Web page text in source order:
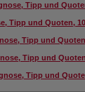
Tipp und
Tipp und Quoten,
Tipp und Quoten
Tipp und Quoten
Tipp und